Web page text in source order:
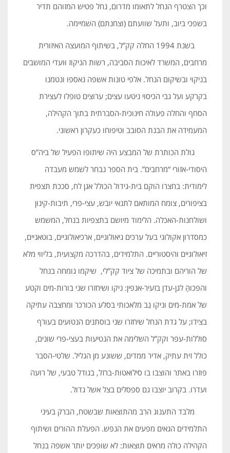
וכך הצטרף הנחל לתאומו מדרום, נחל פטיש המזוהם תדיר
בשפכי ביוב, ותעל שוועתם (וצחנתם) השמיימה.
בשנת 1994 החלה קק”ל, בשיתוף המועצה האיזורית
מרחבים, המשרד לאיכות הסביבה, רשות הניקוז וּועדי המושבים
בניקוי ובשיקום הנחל. אלפי טונות אשפה נאספו ונטמנו
בקרקע ועל גבי הכיסוי ניטעו עצים; ערוצים טופלו לעצירת
הסחף והחלה פעולה חינוכית-הסברתית בתוך הקהילה,
המעמידה את הבנת הסובב וטיפוחו כעקרון ראשוני.
גולת הכותרת של המבצע היה שיתופו הפעיל של ביה”ס
היסודי-אזורי “מרחבים”. בית הספר נבחר לשמש מעבדה
לימודית: בחצרו הוקם בית-גידול הכולל אגן לח, סככת תצפית
בציפורים, צומח המותאם לתנאי יובש, עצי-פרי, תיבות-קינון
ושולחנות-האכלה. הלימוד מיושם בתצפיות בנחל, המשמש
כמסדרון אקולוגי בעל ערכים גיאולוגיים, ארכיאולוגיים, בוטאניים,
זיאולוגיים והיסטוריים. התלמידים, בהדרכה מקצועית, בליווי מלא
של הוריהם ובתמיכה של ציוד קק”לי, שיקמו גומחה בנחל
והפכוהָּ לגן-עדן בזעיר-אנפין: ניקו ושיחזרו שני בורות-מים וקטע
של אמת-מים וניקו גֵב מלאכותי בסלע הכורכר ומחצבה עתיקה
בצידו; על גדת הנחל שיחזרו שני בוסתנים הנטועים בעורף
סוללות-עפר וקק”ל השלימה את הנטיעות בעצי-פרי שונים,
כולל זית עתיק, אדיר ממדים, ששונע מן הגליל. שלטי-הסבר
פוזרו באתר והוצבו בו סילוּאטות-ברזל, בגודל טבעי, של רועה
ועדרו. בקרוב יוצבו גם ספסלים בצל אשל גדול.
מלבד התענוג הרב מהתוצאות שבשטח, הברק בעיני
התלמידים הגאים מפעים את הנפש. הפעלת ההורים ושיתוף
הקהילה כולה מראים תוצאות: לא שופכים יותר אשפה בנחל